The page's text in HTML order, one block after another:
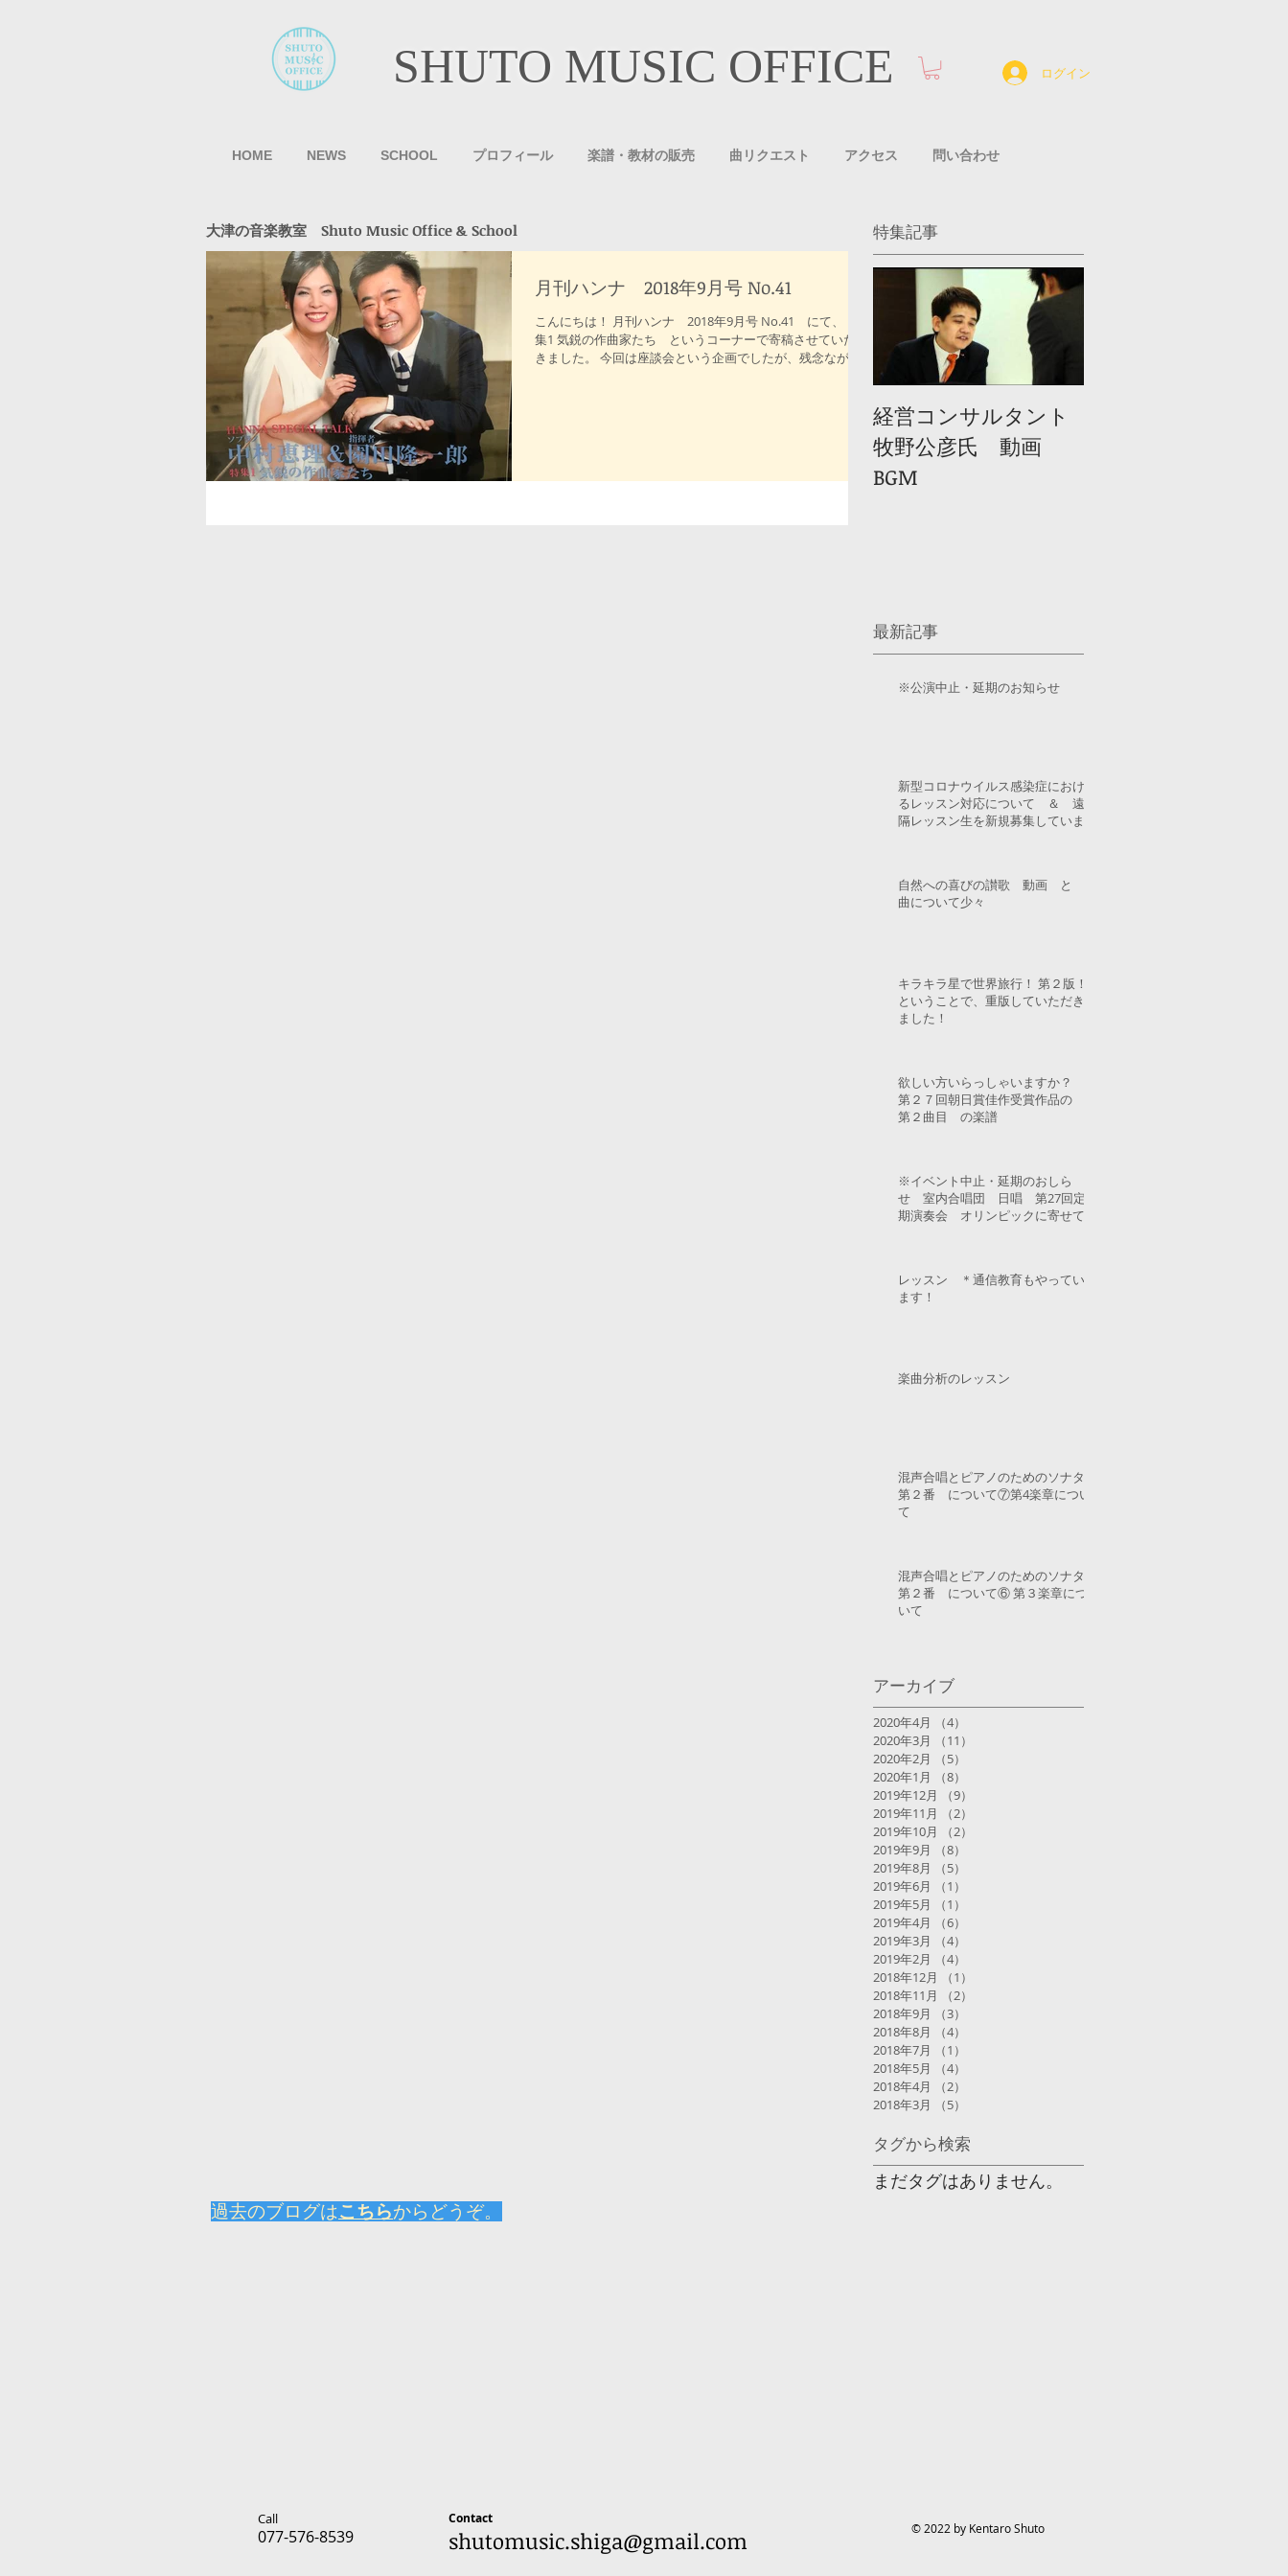
SHUTO MUSIC OFFICE ログイン
HOME NEWS SCHOOL プロフィール 楽譜・教材の販売 曲リクエスト アクセス 問い合わせ
大津の音楽教室 Shuto Music Office & School
月刊ハンナ 2018年9月号 No.41
こんにちは！ 月刊ハンナ 2018年9月号 No.41 にて、 特
集1 気鋭の作曲家たち というコーナーで寄稿させていただ
きました。 今回は座談会という企画でしたが、残念ながら
特集記事
経営コンサルタント
牧野公彦氏 動画
BGM
最新記事
※公演中止・延期のお知らせ
新型コロナウイルス感染症におけ
るレッスン対応について ＆ 遠
隔レッスン生を新規募集していま
自然への喜びの讃歌 動画 と
曲について少々
キラキラ星で世界旅行！ 第２版！
ということで、重版していただき
ました！
欲しい方いらっしゃいますか？
第２７回朝日賞佳作受賞作品の
第２曲目 の楽譜
※イベント中止・延期のおしら
せ 室内合唱団 日唱 第27回定
期演奏会 オリンピックに寄せて
レッスン ＊通信教育もやってい
ます！
楽曲分析のレッスン
混声合唱とピアノのためのソナタ
第２番 について⑦第4楽章につい
て
混声合唱とピアノのためのソナタ
第２番 について⑥ 第３楽章につ
いて
アーカイブ
2020年4月 （4）
2020年3月
（11）
2020年2月
（5）
2020年1月
（8）
2019年12月
（9）
2019年11月
（2）
2019年10月
（2）
2019年9月
（8）
2019年8月
（5）
2019年6月
（1）
2019年5月
（1）
2019年4月
（6）
2019年3月
（4）
2019年2月
（4）
2018年12月
（1）
2018年11月
（2）
2018年9月
（3）
2018年8月
（4）
2018年7月
（1）
2018年5月
（4）
2018年4月
（2）
2018年3月
（5）
タグから検索
まだタグはありません。
​過去のブログはこちらからどうぞ。
Call
077-576-8539
Contact
shutomusic.shiga@gmail.com © 2022 by Kentaro Shuto